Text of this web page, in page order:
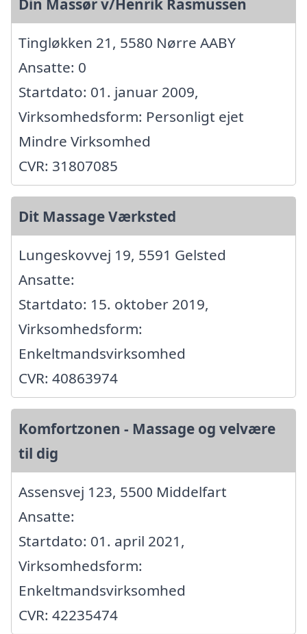
Din Massør v/Henrik Rasmussen
Tingløkken 21, 5580 Nørre AABY
Ansatte: 0
Startdato: 01. januar 2009,
Virksomhedsform: Personligt ejet
Mindre Virksomhed
CVR: 31807085
Dit Massage Værksted
Lungeskovvej 19, 5591 Gelsted
Ansatte:
Startdato: 15. oktober 2019,
Virksomhedsform:
Enkeltmandsvirksomhed
CVR: 40863974
Komfortzonen - Massage og velvære
til dig
Assensvej 123, 5500 Middelfart
Ansatte:
Startdato: 01. april 2021,
Virksomhedsform:
Enkeltmandsvirksomhed
CVR: 42235474